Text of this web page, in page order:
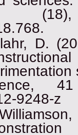
D.
9248-z